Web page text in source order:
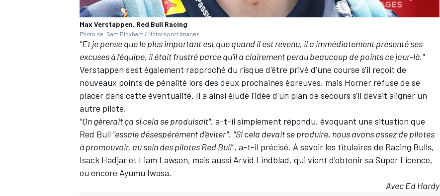
Max Verstappen, Red Bull Racing
Photo de: Sam Bloxham / Motorsport Images
"Et je pense que le plus important est que quand il est revenu, il a immédiatement présenté ses
excuses à l'équipe, il était frustré parce qu'il a clairement perdu beaucoup de points ce jour-là."
Verstappen s'est également rapproché du risque d'être privé d'une course s'il reçoit de
nouveaux points de pénalité lors des deux prochaines épreuves, mais Horner refuse de se
placer dans cette éventualité. Il a ainsi éludé l'idée d'un plan de secours s'il devait aligner un
autre pilote.
"On gèrerait ça si cela se produisait", a-t-il simplement répondu, évoquant une situation que
Red Bull "essaie désespérément d'éviter". "Si cela devait se produire, nous avons assez de pilotes
à promouvoir, au sein des pilotes Red Bull", a-t-il précisé. À savoir les titulaires de Racing Bulls,
Isack Hadjaret Liam Lawson, mais aussi Arvid Lindblad, qui vient d'obtenir sa Super Licence,
ou encore Ayumu Iwasa.
Avec Ed Hardy